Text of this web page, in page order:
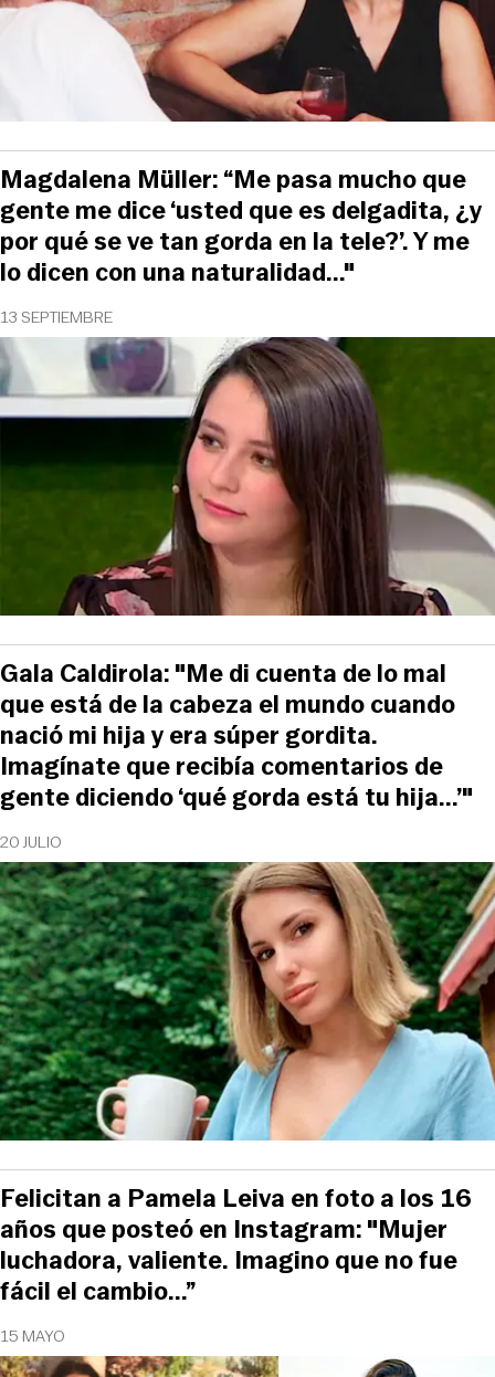
13 SEPTIEMBRE
Magdalena Müller: “Me pasa mucho que
gente me dice ‘usted que es delgadita, ¿y
por qué se ve tan gorda en la tele?’. Y me
lo dicen con una naturalidad..."
20 JULIO
Gala Caldirola: "Me di cuenta de lo mal
que está de la cabeza el mundo cuando
nació mi hija y era súper gordita.
Imagínate que recibía comentarios de
gente diciendo ‘qué gorda está tu hija...’"
15 MAYO
Felicitan a Pamela Leiva en foto a los 16
años que posteó en Instagram: "Mujer
luchadora, valiente. Imagino que no fue
fácil el cambio...”